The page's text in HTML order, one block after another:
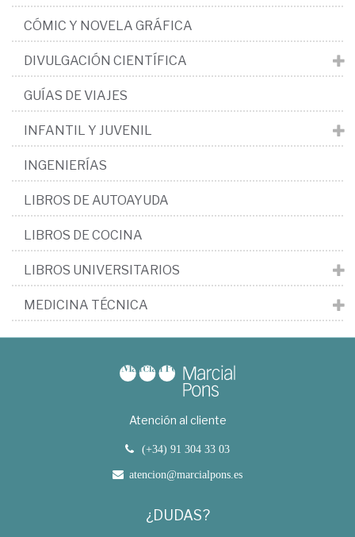
CÓMIC Y NOVELA GRÁFICA
DIVULGACIÓN CIENTÍFICA
GUÍAS DE VIAJES
INFANTIL Y JUVENIL
INGENIERÍAS
LIBROS DE AUTOAYUDA
LIBROS DE COCINA
LIBROS UNIVERSITARIOS
MEDICINA TÉCNICA
Atención al cliente
(+34) 91 304 33 03
atencion@marcialpons.es
¿DUDAS?